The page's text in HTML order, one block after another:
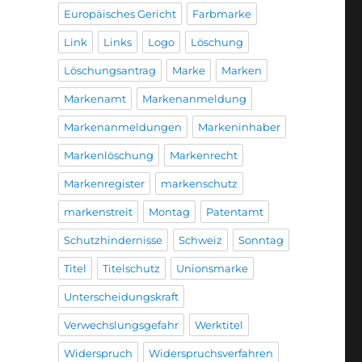
Europäisches Gericht Farbmarke
Link Links Logo Löschung
Löschungsantrag Marke Marken
Markenamt Markenanmeldung
Markenanmeldungen Markeninhaber
Markenlöschung Markenrecht
Markenregister markenschutz
markenstreit Montag Patentamt
Schutzhindernisse Schweiz Sonntag
Titel Titelschutz Unionsmarke
Unterscheidungskraft
Verwechslungsgefahr Werktitel
Widerspruch Widerspruchsverfahren